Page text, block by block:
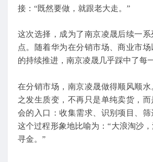
接：“既然要做，就跟老大走。”
这次选择，成为了南京凌晟后续一
点。随着华为在分销市场、商业市
的持续推进，南京凌晟几乎踩中了每
在分销市场，南京凌晟做得顺风顺
之发生质变，不再只是单纯卖货，
会的入口：收集需求、识别项目、
这个过程形象地比喻为：“大浪淘沙
寻金。”